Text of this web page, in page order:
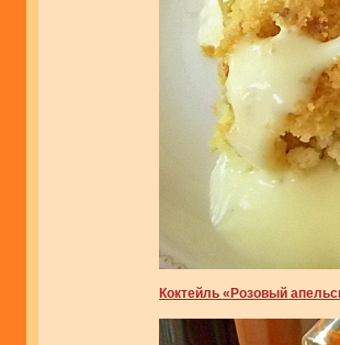
Коктейль «Розовый